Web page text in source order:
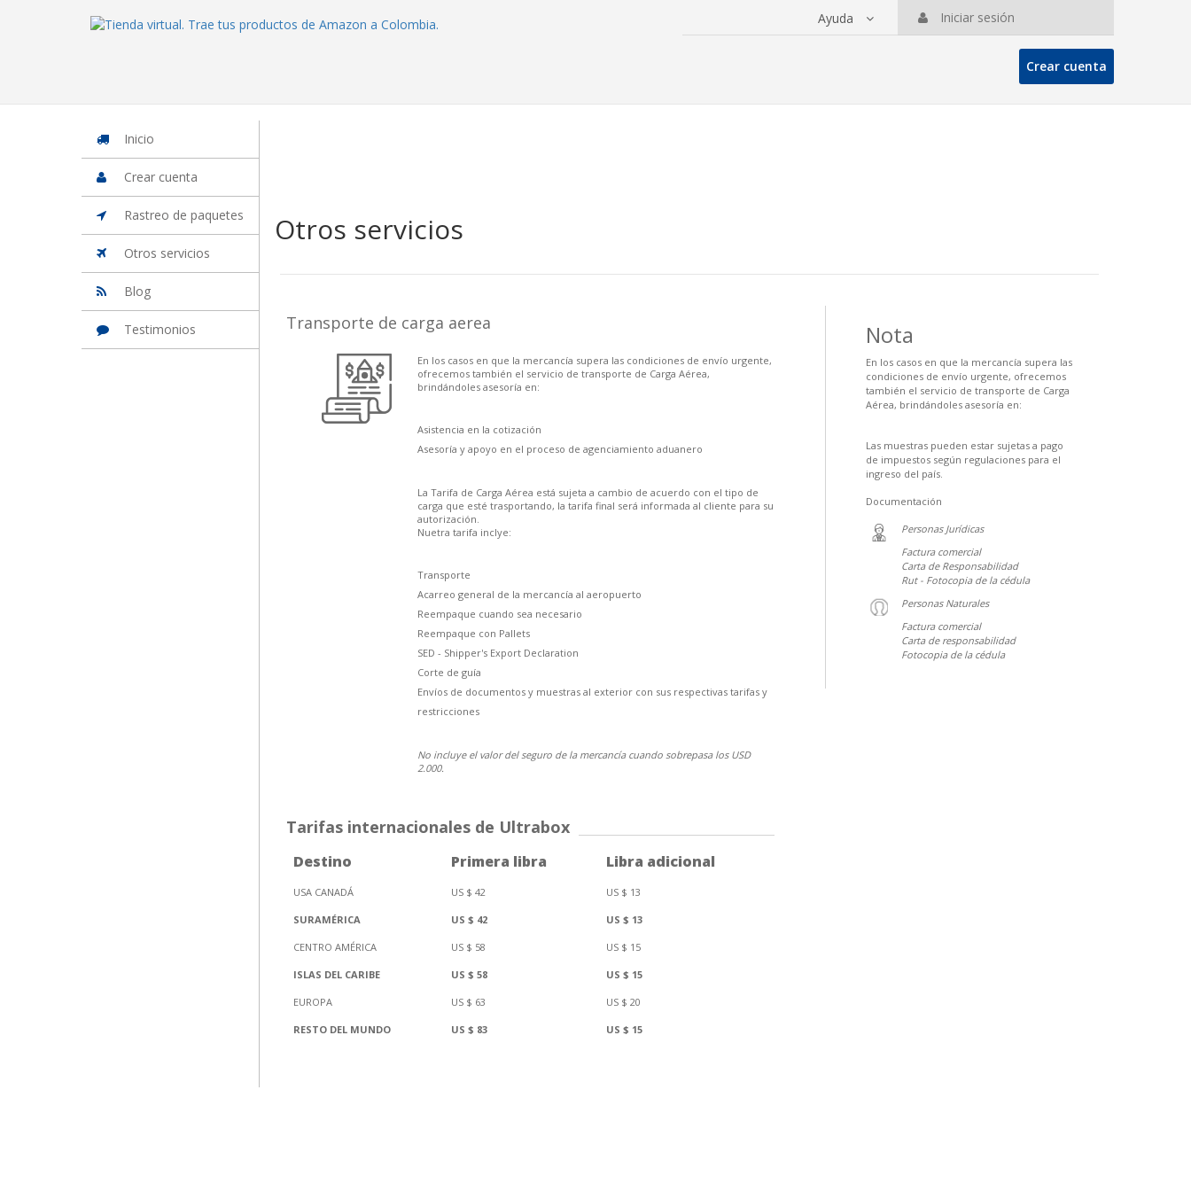
Iniciar Sesion Crear cuenta Rastreo de paquetes Otros servicios
Ayuda Iniciar sesión
Crear cuenta
Inicio
Crear cuenta
Rastreo de paquetes
Otros servicios
Blog
Testimonios
Otros servicios
Transporte de carga aerea
En los casos en que la mercancía supera las condiciones de envío urgente,
ofrecemos también el servicio de transporte de Carga Aérea,
brindándoles asesoría en:
Asistencia en la cotización
Asesoría y apoyo en el proceso de agenciamiento aduanero
La Tarifa de Carga Aérea está sujeta a cambio de acuerdo con el tipo de
carga que esté trasportando, la tarifa final será informada al cliente para su
autorización.
Nuetra tarifa inclye:
Transporte
Acarreo general de la mercancía al aeropuerto
Reempaque cuando sea necesario
Reempaque con Pallets
SED - Shipper's Export Declaration
Corte de guía
Envíos de documentos y muestras al exterior con sus respectivas tarifas y
restricciones
No incluye el valor del seguro de la mercancía cuando sobrepasa los USD
2.000.
Tarifas internacionales de Ultrabox
Destino Primera libra Libra adicional
USA CANADÁ US $ 42 US $ 13
SURAMÉRICA US $ 42 US $ 13
CENTRO AMÉRICA US $ 58 US $ 15
ISLAS DEL CARIBE US $ 58 US $ 15
EUROPA US $ 63 US $ 20
RESTO DEL MUNDO US $ 83 US $ 15
Nota
En los casos en que la mercancía supera las
condiciones de envío urgente, ofrecemos
también el servicio de transporte de Carga
Aérea, brindándoles asesoría en:
Las muestras pueden estar sujetas a pago
de impuestos según regulaciones para el
ingreso del país.
Documentación
Personas Jurídicas
Factura comercial
Carta de Responsabilidad
Rut - Fotocopia de la cédula
Personas Naturales
Factura comercial
Carta de responsabilidad
Fotocopia de la cédula